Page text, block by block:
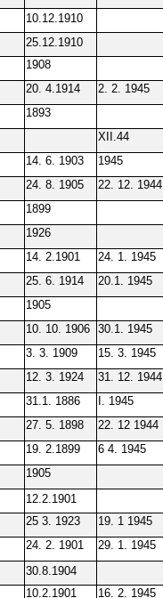
10.12.1910
25.12.1910
1908
20. 4.1914 2. 2. 1945
1893
XII.44
14. 6. 1903 1945
24. 8. 1905 22. 12. 1944
1899
1926
14. 2.1901 24. 1. 1945
25. 6. 1914 20.1. 1945
1905
10. 10. 1906 30.1. 1945
3. 3. 1909 15. 3. 1945
12. 3. 1924 31. 12. 1944
31.1. 1886 I. 1945
27. 5. 1898 22. 12 1944
19. 2.1899
6 4. 1945
1905
12.2.1901
25 3. 1923 19. 1 1945
24. 2. 1901 29. 1. 1945
30.8.1904
10.2.1901 16. 2. 1945